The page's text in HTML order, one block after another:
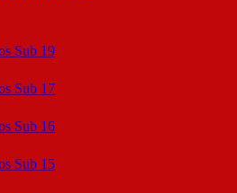
Sub 19
Sub 17
Sub 16
Sub 15